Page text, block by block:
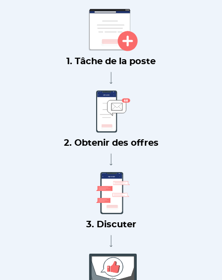
1. Tâche de la poste
2. Obtenir des offres
3. Discuter